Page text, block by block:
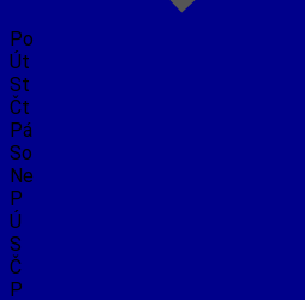
Po
Út
St
Čt
Pá
So
Ne
P
Ú
S
Č
P